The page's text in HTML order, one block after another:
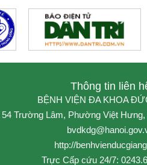
Thông tin liên
BỆNH VIỆN ĐA KHOA
54 Trường Lâm, Phường Việt Hưng,
http://
Trực Cấp cứu 24/7: